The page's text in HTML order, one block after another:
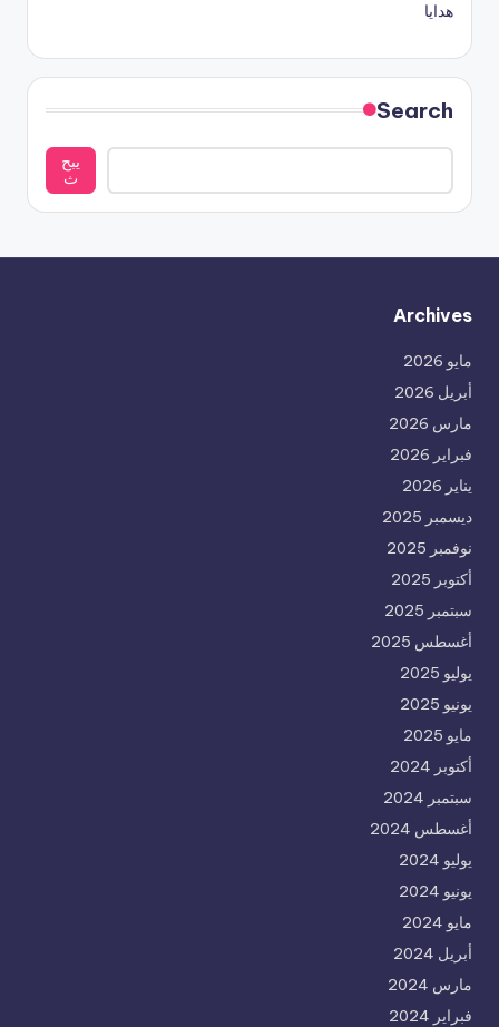
هدايا
Search
يبح
ث
Archives
مايو 2026
أبريل 2026
مارس 2026
فبراير 2026
يناير 2026
ديسمبر 2025
نوفمبر 2025
أكتوبر 2025
سبتمبر 2025
أغسطس 2025
يوليو 2025
يونيو 2025
مايو 2025
أكتوبر 2024
سبتمبر 2024
أغسطس 2024
يوليو 2024
يونيو 2024
مايو 2024
أبريل 2024
مارس 2024
فبراير 2024